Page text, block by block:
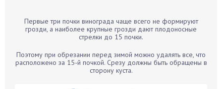
Бархатцы
Белые грибы
Бирючина
Первые три почки винограда чаще всего не формируют
грозди, а наиболее крупные грозди дают плодоносные
стрелки до 15 почки.
Поэтому при обрезании перед зимой можно удалять все, что
расположено за 15-й почкой. Срезу должны быть обращены в
сторону куста.